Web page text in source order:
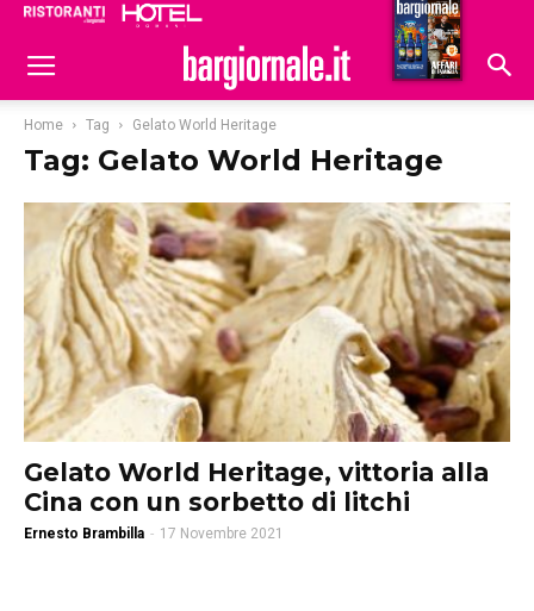
Hoteldomani
Home Tag Gelato World Heritage
Tag: Gelato World Heritage
Gelato World Heritage, vittoria alla
Cina con un sorbetto di litchi
Ernesto Brambilla - 17 Novembre 2021